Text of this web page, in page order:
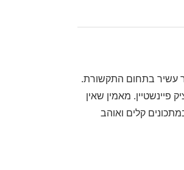
ובעל עבר עשיר בתחום התקשורת.
מאמין שאין
קלים ואוהב